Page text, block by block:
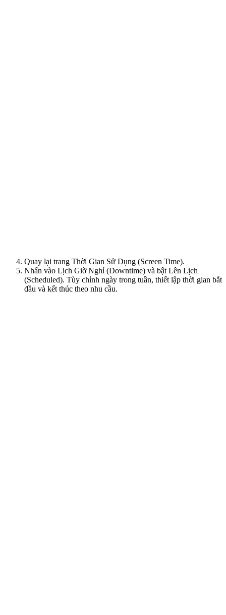
Quay lại trang Thời Gian Sử Dụng (Screen Time).
Nhấn vào Lịch Giờ Nghỉ (Downtime) và bật Lên Lịch
(Scheduled). Tùy chỉnh ngày trong tuần, thiết lập thời gian bắt
đầu và kết thúc theo nhu cầu.